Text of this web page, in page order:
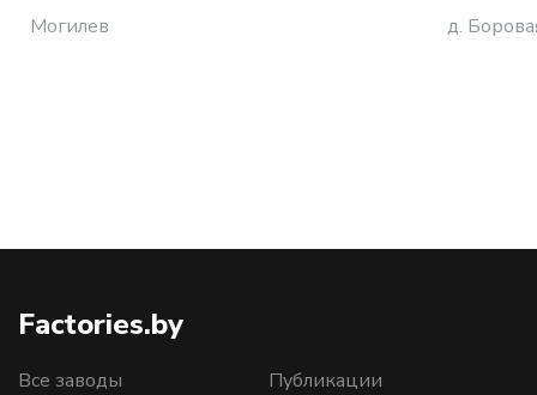
Могилев д.
Factories.by
Все заводы
Публикации